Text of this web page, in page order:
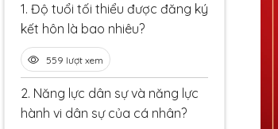
1. Độ tuổi tối thiểu được đăng ký
kết hôn là bao nhiêu?
559 lượt xem
2. Năng lực dân sự và năng lực
hành vi dân sự của cá nhân?